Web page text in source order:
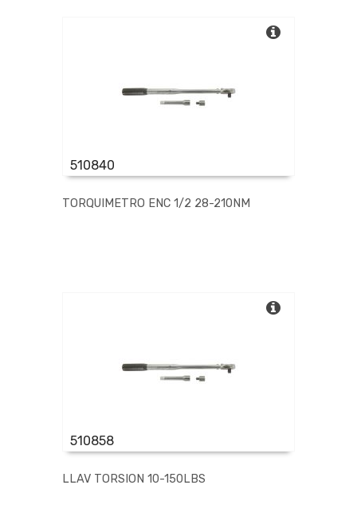
510840
TORQUIMETRO ENC 1/2 28-210NM
510858
LLAV TORSION 10-150LBS